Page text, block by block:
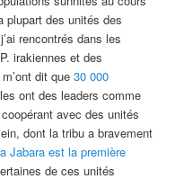
plupart des unités des
rencontrés dans les
irakiennes et des
dit que30 000
ont des leaders comme
avec des unités
dont la tribu a bravement
Jabara est la première
de ces unités